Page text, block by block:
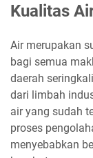
Kualitas
Air merupakan
bagi semua
daerah
dari limbah
air yang sudah
proses
menyebabkan